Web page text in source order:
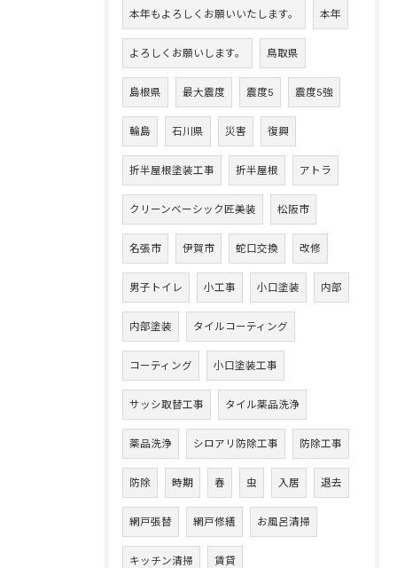
本年もよろしくお願いいたします。 本年
よろしくお願いします。 鳥取県
島根県 最大震度 震度5 震度5強
輪島 石川県 災害 復興
折半屋根塗装工事 折半屋根 アトラ
クリーンベーシック匠美装 松阪市
名張市 伊賀市 蛇口交換 改修
男子トイレ 小工事 小口塗装 内部
内部塗装 タイルコーティング
コーティング 小口塗装工事
サッシ取替工事 タイル薬品洗浄
薬品洗浄 シロアリ防除工事 防除工事
防除 時期 春 虫 入居 退去
網戸張替 網戸修繕 お風呂清掃
キッチン清掃 賃貸